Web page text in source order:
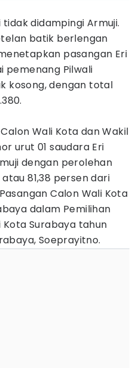
didampingi Armuji.
batik berlengan
pasangan Eri
pemenang Pilwali
kosong, dengan total
Wali Kota dan Wakil
urut 01 saudara Eri
dengan perolehan
81,38 persen dari
Calon Wali Kota
dalam Pemilihan
Kota Surabaya tahun
Soeprayitno.